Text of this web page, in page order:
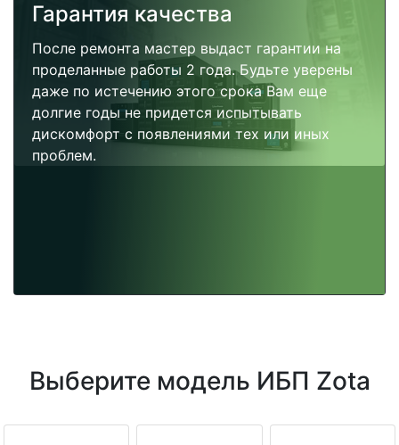
Гарантия качества
После ремонта мастер выдаст гарантии на
проделанные работы 2 года. Будьте уверены
даже по истечению этого срока Вам еще
долгие годы не придется испытывать
дискомфорт с появлениями тех или иных
проблем.
Выберите модель ИБП Zota